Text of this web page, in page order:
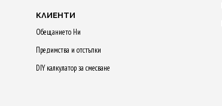
КЛИЕНТИ
Обещанието Ни
Предимства и отстъпки
DIY калкулатор за смесване